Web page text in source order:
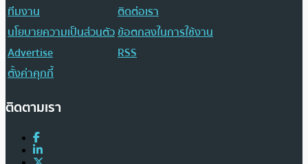
ทีมงาน
ติดต่อเรา
นโยบายความเป็นส่วนตัวข้อตกลงในการใช้งาน
Advertise
RSS
ตั้งค่าคุกกี้
ติดตามเรา